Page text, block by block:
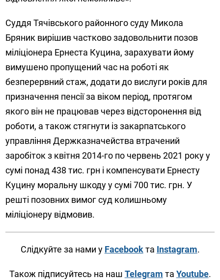
Суддя Тячівського районного суду Микола
Бряник вирішив частково задовольнити позов
міліціонера Ернеста Куцина, зарахувати йому
вимушено пропущений час на роботі як
безперервний стаж, додати до вислуги років для
призначення пенсії за віком період, протягом
якого він не працював через відсторонення від
роботи, а також стягнути із закарпатського
управління Держказначейства втрачений
заробіток з квітня 2014-го по червень 2021 року у
сумі понад 438 тис. грн і компенсувати Ернесту
Куцину моральну шкоду у сумі 700 тис. грн. У
решті позовних вимог суд колишньому
міліціонеру відмовив.
Слідкуйте за нами у Facebookта Instagram.
Також підписуйтесь на наш Telegram та Youtube.